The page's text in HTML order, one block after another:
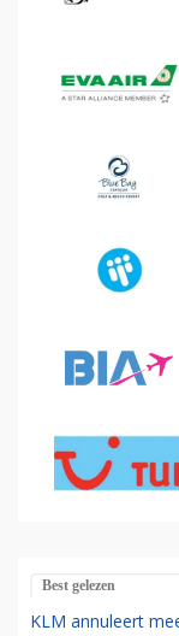
Best gelezen
KLM annuleert